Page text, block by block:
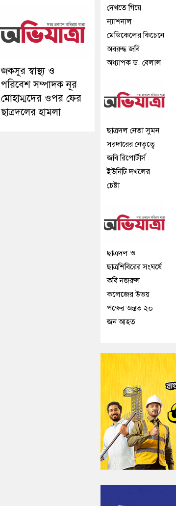
জকসুর স্বাস্থ্য ও
পরিবেশ সম্পাদক নূর
মোহাম্মদের ওপর ফের
ছাত্রদলের হামলা
দেখতে গিয়ে
ন্যাশনাল
মেডিকেলের কিচেনে
অবরুদ্ধ জবি
অধ্যাপক ড. বেলাল
ছাত্রদল নেতা সুমন
সরদারের নেতৃত্বে
জবি রিপোর্টার্স
ইউনিটি দখলের
চেষ্টা
ছাত্রদল ও
ছাত্রশিবিরের সংঘর্ষে
কবি নজরুল
কলেজের উভয়
পক্ষের অন্তত ২০
জন আহত